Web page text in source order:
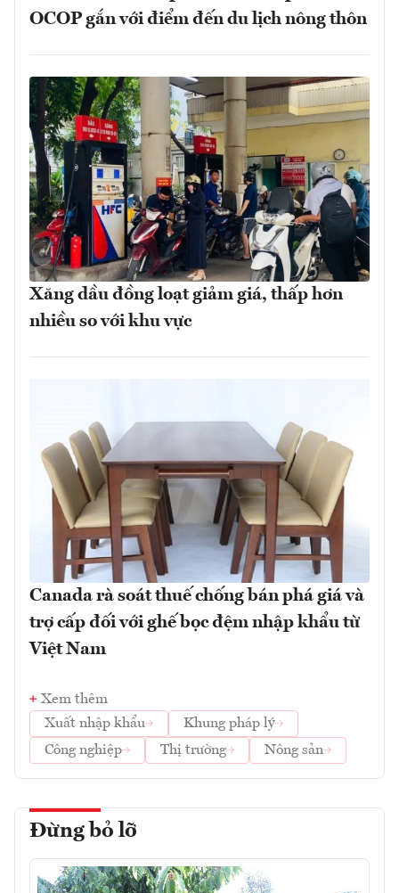
OCOP gắn với điểm đến du lịch nông thôn
Xăng dầu đồng loạt giảm giá, thấp hơn
nhiều so với khu vực
Canada rà soát thuế chống bán phá giá và
trợ cấp đối với ghế bọc đệm nhập khẩu từ
Việt Nam
Xem thêm
Xuất nhập khẩu
Khung pháp lý
Công nghiệp
Thị trường Nông sản
Đừng bỏ lỡ